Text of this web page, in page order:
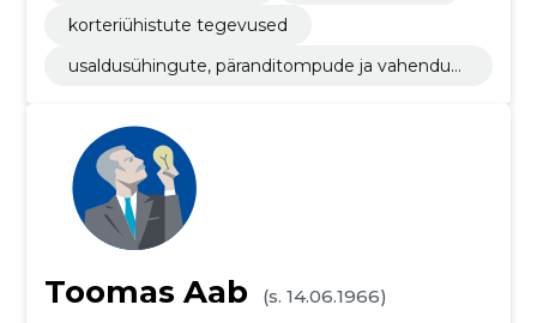
korteriühistute tegevused
usaldusühingute, päranditompude ja vahendusk
Toomas Aab
(s. 14.06.1966)